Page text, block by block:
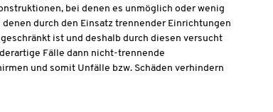
bei denen es unmöglich oder wenig
durch den Einsatz trennender Einrichtungen
ist und deshalb durch diesen versucht
Fälle dann nicht-trennende
und somit Unfälle bzw. Schäden verhindern